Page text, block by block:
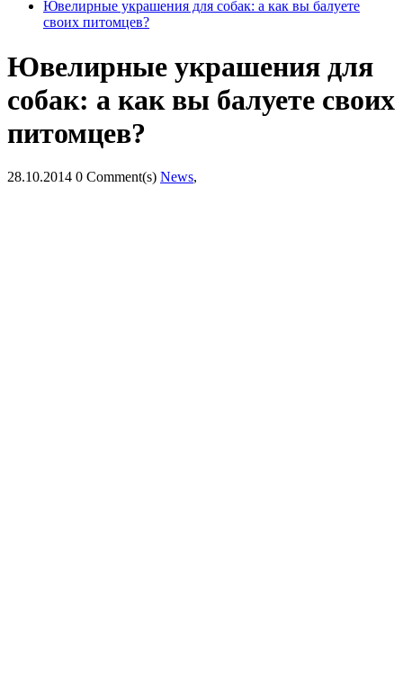
Ювелирные украшения для собак: а как вы балуете
своих питомцев?
Ювелирные украшения для
собак: а как вы балуете своих
питомцев?
28.10.2014 0 Comment(s) News,